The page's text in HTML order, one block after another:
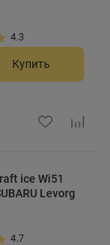
4.3
Купить
ice Wi51
Levorg
4.7